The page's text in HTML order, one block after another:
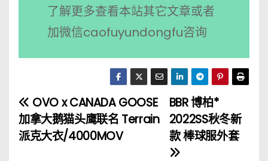
了解更多查看本站其它文章或者
加微信caofuyundongfu咨询
文
章
BBR 博柏*
2022SS秋冬新
款 棒球服外套
OVO x CANADA GOOSE
加拿大鹅猫头鹰联名 Terrain
派克大衣/4000MOV